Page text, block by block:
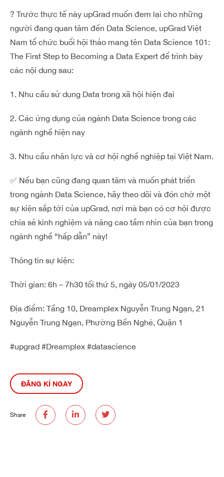
? Trước thực tế này upGrad muốn đem lại cho những
người đang quan tâm đến Data Science, upGrad Việt
Nam tổ chức buổi hội thảo mang tên Data Science 101:
The First Step to Becoming a Data Expert để trình bày
các nội dung sau:
1. Nhu cầu sử dụng Data trong xã hội hiện đại
2. Các ứng dụng của ngành Data Science trong các
ngành nghề hiện nay
3. Nhu cầu nhân lực và cơ hội nghề nghiệp tại Việt Nam.
✅ Nếu bạn cũng đang quan tâm và muốn phát triển
trong ngành Data Science, hãy theo dõi và đón chờ một
sự kiện sắp tới của upGrad, nơi mà bạn có cơ hội được
chia sẻ kinh nghiệm và nâng cao tầm nhìn của bạn trong
ngành nghề “hấp dẫn” này!
Thông tin sự kiện:
Thời gian: 6h – 7h30 tối thứ 5, ngày 05/01/2023
Địa điểm: Tầng 10, Dreamplex Nguyễn Trung Ngạn, 21
Nguyễn Trung Ngạn, Phường Bến Nghé, Quận 1
#upgrad #Dreamplex #datascience
ĐĂNG KÍ NGAY
Share